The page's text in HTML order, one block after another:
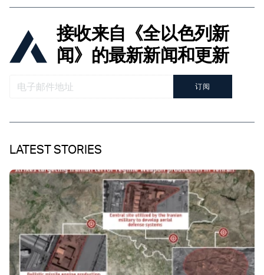
接收来自《全以色列新
闻》的最新新闻和更新
订阅
LATEST STORIES